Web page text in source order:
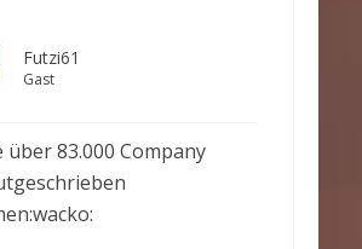
Futzi61
Gast
über 83.000 Company